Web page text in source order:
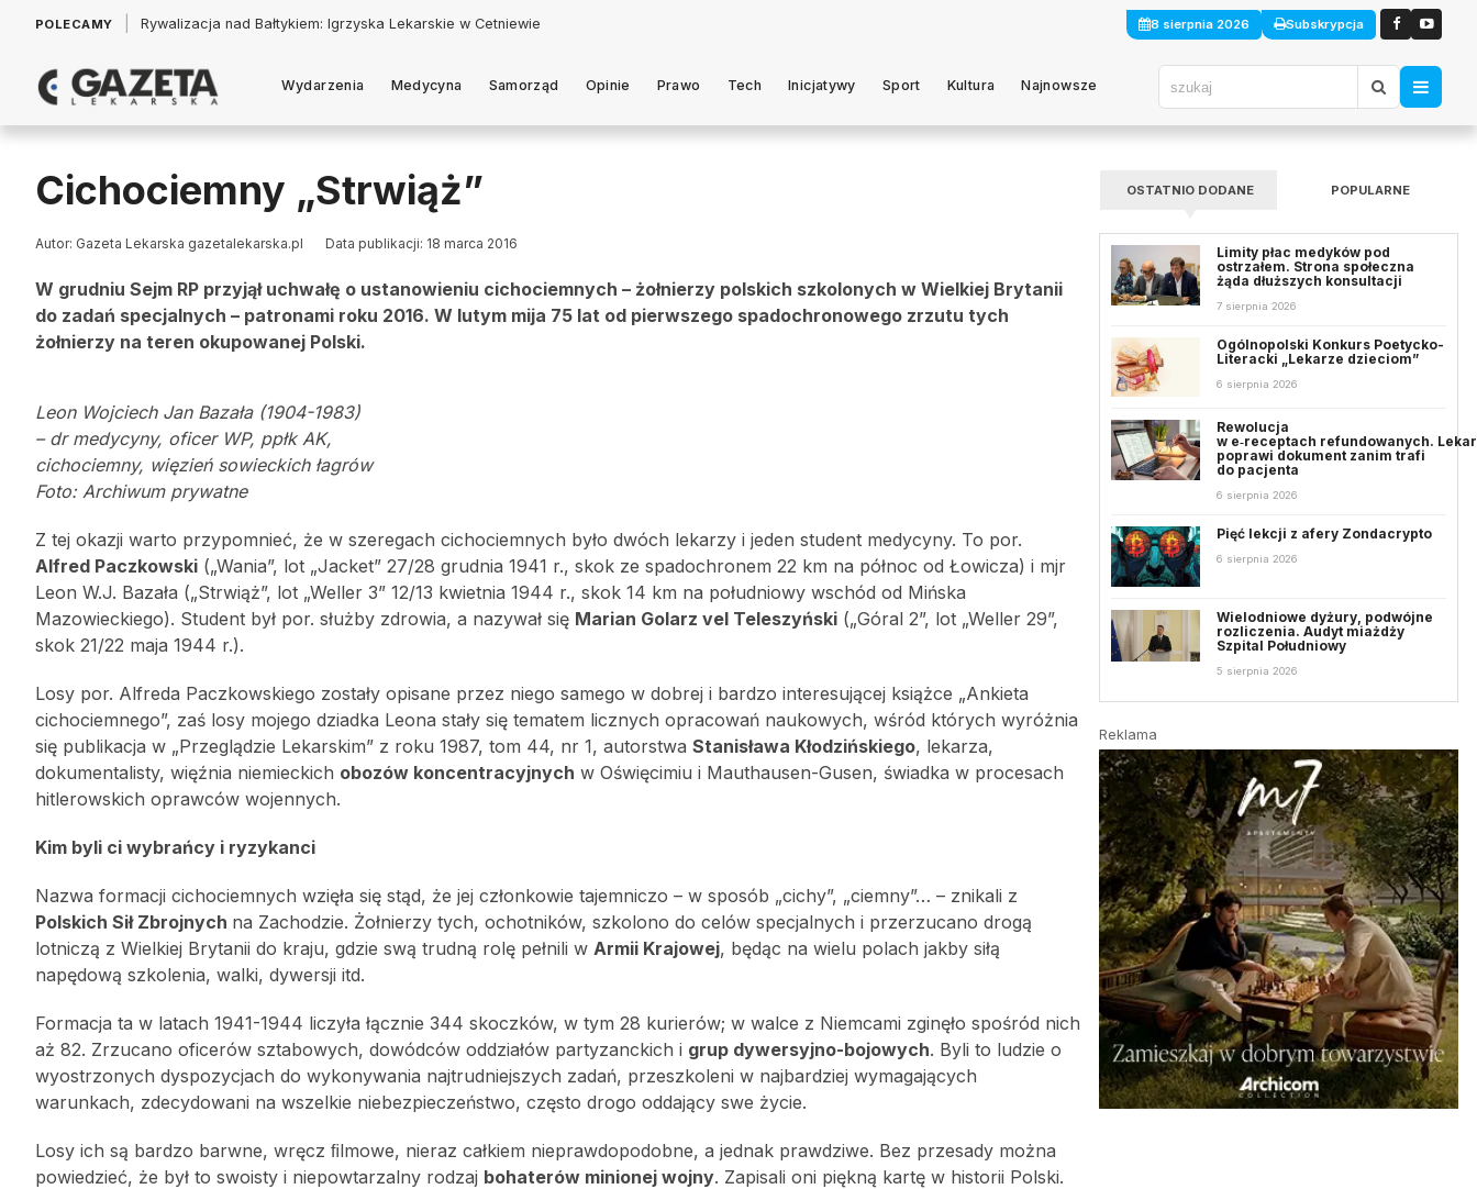
POLECAMY Łukasz Jankowski: Politycy w pogoni za króliczkiem 8 sierpnia 2026 Subskrypcja
Wydarzenia Medycyna Samorząd Opinie Prawo Tech Inicjatywy Sport Kultura Najnowsze
Cichociemny „Strwiąż”
Autor: Gazeta Lekarska gazetalekarska.pl Data publikacji: 18 marca 2016
W grudniu Sejm RP przyjął uchwałę o ustanowieniu cichociemnych – żołnierzy polskich szkolonych w Wielkiej Brytanii
do zadań specjalnych – patronami roku 2016. W lutym mija 75 lat od pierwszego spadochronowego zrzutu tych
żołnierzy na teren okupowanej Polski.
Leon Wojciech Jan Bazała (1904-1983)
– dr medycyny, oficer WP, ppłk AK,
cichociemny, więzień sowieckich łagrów
Foto: Archiwum prywatne
Z tej okazji warto przypomnieć, że w szeregach cichociemnych było dwóch lekarzy i jeden student medycyny. To por.
Alfred Paczkowski („Wania”, lot „Jacket” 27/28 grudnia 1941 r., skok ze spadochronem 22 km na północ od Łowicza) i mjr
Leon W.J. Bazała („Strwiąż”, lot „Weller 3” 12/13 kwietnia 1944 r., skok 14 km na południowy wschód od Mińska
Mazowieckiego). Student był por. służby zdrowia, a nazywał się Marian Golarz vel Teleszyński („Góral 2”, lot „Weller 29”,
skok 21/22 maja 1944 r.).
Losy por. Alfreda Paczkowskiego zostały opisane przez niego samego w dobrej i bardzo interesującej książce „Ankieta
cichociemnego”, zaś losy mojego dziadka Leona stały się tematem licznych opracowań naukowych, wśród których wyróżnia
się publikacja w „Przeglądzie Lekarskim” z roku 1987, tom 44, nr 1, autorstwa Stanisława Kłodzińskiego, lekarza,
dokumentalisty, więźnia niemieckich obozów koncentracyjnych w Oświęcimiu i Mauthausen-Gusen, świadka w procesach
hitlerowskich oprawców wojennych.
Kim byli ci wybrańcy i ryzykanci
Nazwa formacji cichociemnych wzięła się stąd, że jej członkowie tajemniczo – w sposób „cichy”, „ciemny”… – znikali z
Polskich Sił Zbrojnych na Zachodzie. Żołnierzy tych, ochotników, szkolono do celów specjalnych i przerzucano drogą
lotniczą z Wielkiej Brytanii do kraju, gdzie swą trudną rolę pełnili w Armii Krajowej, będąc na wielu polach jakby siłą
napędową szkolenia, walki, dywersji itd.
Formacja ta w latach 1941-1944 liczyła łącznie 344 skoczków, w tym 28 kurierów; w walce z Niemcami zginęło spośród nich
aż 82. Zrzucano oficerów sztabowych, dowódców oddziałów partyzanckich i grup dywersyjno-bojowych. Byli to ludzie o
wyostrzonych dyspozycjach do wykonywania najtrudniejszych zadań, przeszkoleni w najbardziej wymagających
warunkach, zdecydowani na wszelkie niebezpieczeństwo, często drogo oddający swe życie.
Losy ich są bardzo barwne, wręcz ﬁlmowe, nieraz całkiem nieprawdopodobne, a jednak prawdziwe. Bez przesady można
powiedzieć, że był to swoisty i niepowtarzalny rodzaj bohaterów minionej wojny. Zapisali oni piękną kartę w historii Polski.
OSTATNIO DODANE POPULARNE
Limity płac medyków pod
ostrzałem. Strona społeczna
żąda dłuższych konsultacji
7 sierpnia 2026
Ogólnopolski Konkurs Poetycko-
Literacki „Lekarze dzieciom”
6 sierpnia 2026
Rewolucja
w e‑receptach refundowanych.
poprawi dokument zanim trafi
do pacjenta
6 sierpnia 2026
Pięć lekcji z afery Zondacrypto
6 sierpnia 2026
Wielodniowe dyżury, podwójne
rozliczenia. Audyt miażdży
Szpital Południowy
5 sierpnia 2026
Reklama